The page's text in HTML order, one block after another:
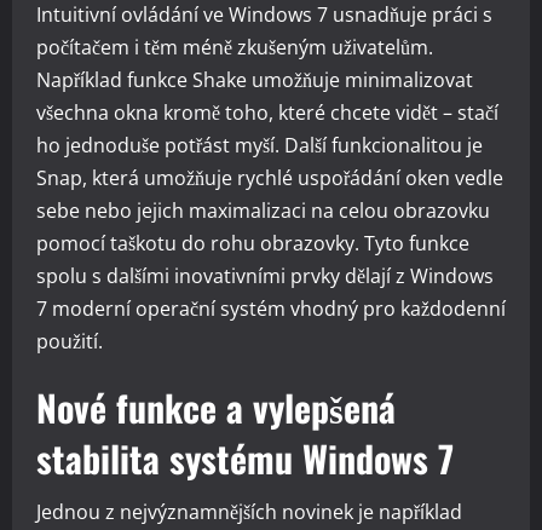
Intuitivní ovládání ve Windows 7 usnadňuje práci s
počítačem i těm méně zkušeným uživatelům.
Například funkce Shake umožňuje minimalizovat
všechna okna kromě toho, které chcete vidět – stačí
ho jednoduše potřást myší. Další funkcionalitou je
Snap, která umožňuje rychlé uspořádání oken vedle
sebe nebo jejich maximalizaci na celou obrazovku
pomocí taškotu do rohu obrazovky. Tyto funkce
spolu s dalšími inovativními prvky dělají z Windows
7 moderní operační systém vhodný pro každodenní
použití.
Nové funkce a vylepšená
stabilita systému Windows 7
Jednou z nejvýznamnějších novinek je například